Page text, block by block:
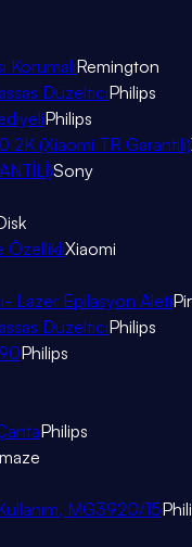
KorumalıRemington
DüzelticiPhilips
Philips
2K (Xiaomi TR Garantili)
Sony
ÖzellikliXiaomi
Lazer Epilasyon Aleti
DüzelticiPhilips
Philips
Philips
MG3920/15